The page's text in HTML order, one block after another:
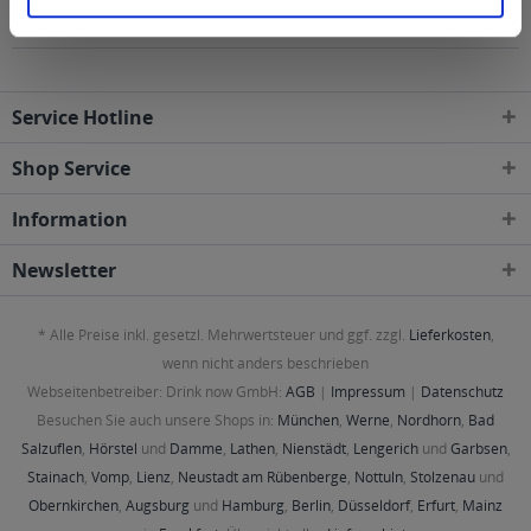
Gebieten geliefert
Service Hotline
Shop Service
Information
Newsletter
* Alle Preise inkl. gesetzl. Mehrwertsteuer und ggf. zzgl. Lieferkosten,
wenn nicht anders beschrieben
Webseitenbetreiber: Drink now GmbH: AGB | Impressum | Datenschutz
Besuchen Sie auch unsere Shops in: München, Werne, Nordhorn, Bad
Salzuflen, Hörstel und Damme, Lathen, Nienstädt, Lengerichund Garbsen,
Stainach, Vomp, Lienz, Neustadt am Rübenberge, Nottuln, Stolzenau und
Obernkirchen, Augsburg und Hamburg, Berlin, Düsseldorf, Erfurt, Mainz